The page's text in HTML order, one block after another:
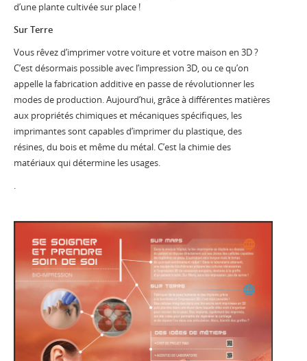
d’une plante cultivée sur place !
Sur Terre
Vous rêvez d’imprimer votre voiture et votre maison en 3D ?
C’est désormais possible avec l’impression 3D, ou ce qu’on
appelle la fabrication additive en passe de révolutionner les
modes de production. Aujourd’hui, grâce à différentes matières
aux propriétés chimiques et mécaniques spécifiques, les
imprimantes sont capables d’imprimer du plastique, des
résines, du bois et même du métal. C’est la chimie des
matériaux qui détermine les usages.
.